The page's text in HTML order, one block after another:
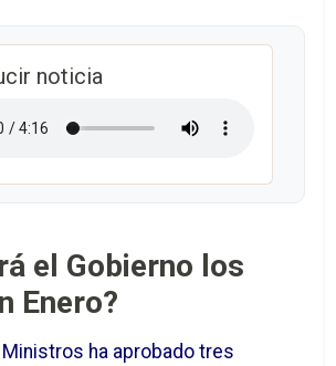
noticia
el Gobierno los
Enero?
Ministros ha aprobado tres